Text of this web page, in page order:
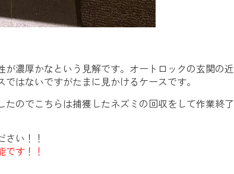
濃厚かなという見解です。オートロックの玄関の近
はないですがたまに見かけるケースです。
のでこちらは捕獲したネズミの回収をして作業終了
い！！
す！！